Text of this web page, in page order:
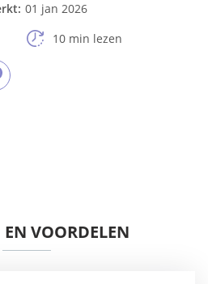
01 jan 2026
10 min lezen
VOORDELEN